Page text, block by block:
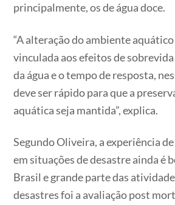
principalmente, os de água doce.
“A alteração do ambiente
vinculada aos efeitos de
da água e o tempo de resposta,
deve ser rápido para que a
aquática seja mantida”, explica.
Segundo Oliveira, a experiência
em situações de desastre ainda é
Brasil e grande parte das
desastres foi a avaliação post